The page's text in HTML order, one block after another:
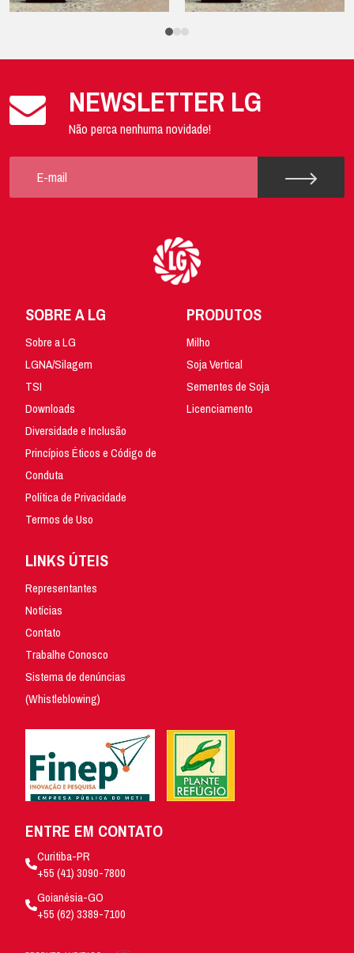
NEWSLETTER LG
Não perca nenhuma novidade!
SOBRE A LG
Sobre a LG
LGNA/Silagem
TSI
Downloads
Diversidade e Inclusão
Princípios Éticos e Código de
Conduta
Política de Privacidade
Termos de Uso
PRODUTOS
Milho
Soja Vertical
Sementes de Soja
Licenciamento
LINKS ÚTEIS
Representantes
Notícias
Contato
Trabalhe Conosco
Sistema de denúncias
(Whistleblowing)
ENTRE EM CONTATO
Curitiba-PR
+55 (41) 3090-7800
Goianésia-GO
+55 (62) 3389-7100